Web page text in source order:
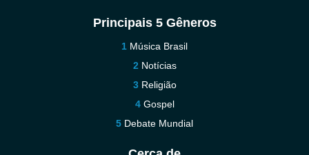
Principais 5 Gêneros
Música Brasil
Notícias
Religião
Gospel
Debate Mundial